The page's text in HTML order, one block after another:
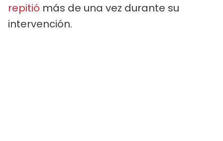
repitió más de una vez durante su
intervención.